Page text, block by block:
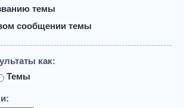
темы
сообщении темы
как:
Темы